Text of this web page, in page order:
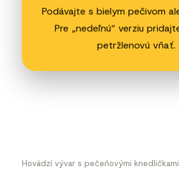
Podávajte s bielym pečivom
Pre „nedeľnú“ verziu
petržlenovú vňať.
Hovädzí vývar s pečeňovými